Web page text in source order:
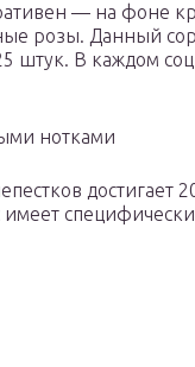
— на фоне
розы. Данный
штук. В каждом
нотками
достигает